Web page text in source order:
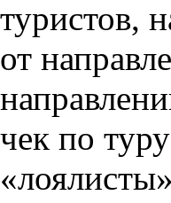
туристов,
от
чек по